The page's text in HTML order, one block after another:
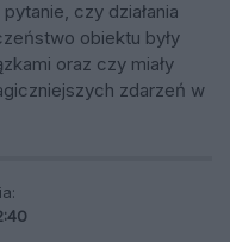
czy działania
obiektu były
oraz czy miały
zdarzeń w